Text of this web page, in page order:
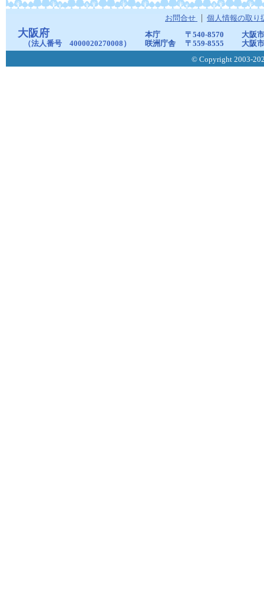
お問合せ 個人情報の取り
大阪府
（法人番号 4000020270008）
本庁 〒540-8570
大阪
咲洲庁舎
〒559-8555
大阪
© Copyright 2003-